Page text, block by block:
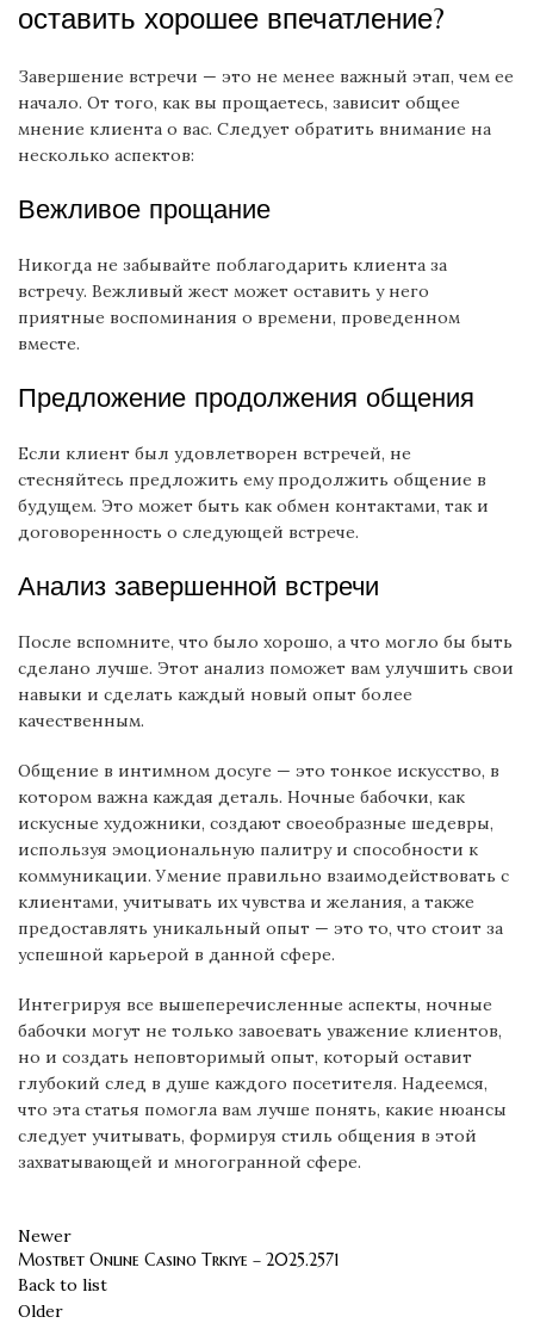
оставить хорошее впечатление?
Завершение встречи — это не менее важный этап, чем ее
начало. От того, как вы прощаетесь, зависит общее
мнение клиента о вас. Следует обратить внимание на
несколько аспектов:
Вежливое прощание
Никогда не забывайте поблагодарить клиента за
встречу. Вежливый жест может оставить у него
приятные воспоминания о времени, проведенном
вместе.
Предложение продолжения общения
Если клиент был удовлетворен встречей, не
стесняйтесь предложить ему продолжить общение в
будущем. Это может быть как обмен контактами, так и
договоренность о следующей встрече.
Анализ завершенной встречи
После вспомните, что было хорошо, а что могло бы быть
сделано лучше. Этот анализ поможет вам улучшить свои
навыки и сделать каждый новый опыт более
качественным.
Общение в интимном досуге — это тонкое искусство, в
котором важна каждая деталь. Ночные бабочки, как
искусные художники, создают своеобразные шедевры,
используя эмоциональную палитру и способности к
коммуникации. Умение правильно взаимодействовать с
клиентами, учитывать их чувства и желания, а также
предоставлять уникальный опыт — это то, что стоит за
успешной карьерой в данной сфере.
Интегрируя все вышеперечисленные аспекты, ночные
бабочки могут не только завоевать уважение клиентов,
но и создать неповторимый опыт, который оставит
глубокий след в душе каждого посетителя. Надеемся,
что эта статья помогла вам лучше понять, какие нюансы
следует учитывать, формируя стиль общения в этой
захватывающей и многогранной сфере.
Newer
Mostbet Online Casino Trkiye – 2025.2571
Back to list
Older